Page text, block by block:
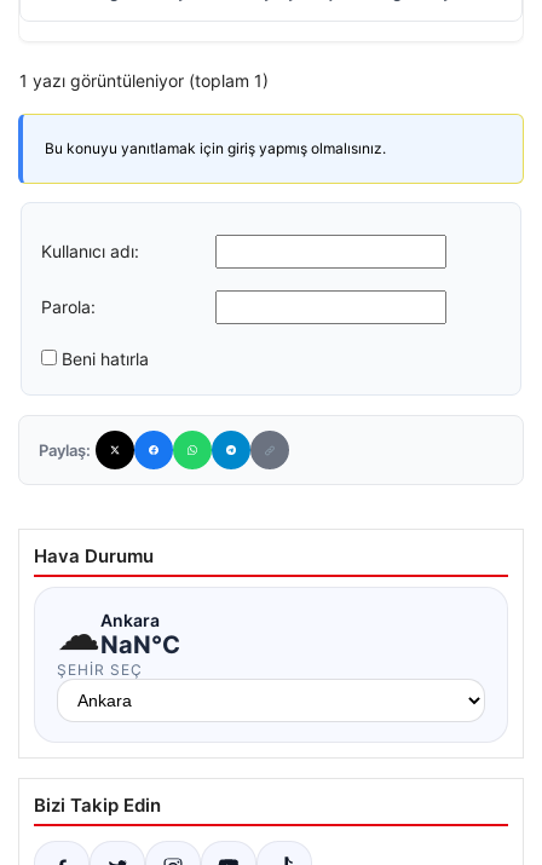
1 yazı görüntüleniyor (toplam 1)
Bu konuyu yanıtlamak için giriş yapmış olmalısınız.
Kullanıcı adı:
Parola:
Beni hatırla
Paylaş:
Hava Durumu
☁Ankara
NaN°C
ŞEHIR SEÇ
Bizi Takip Edin